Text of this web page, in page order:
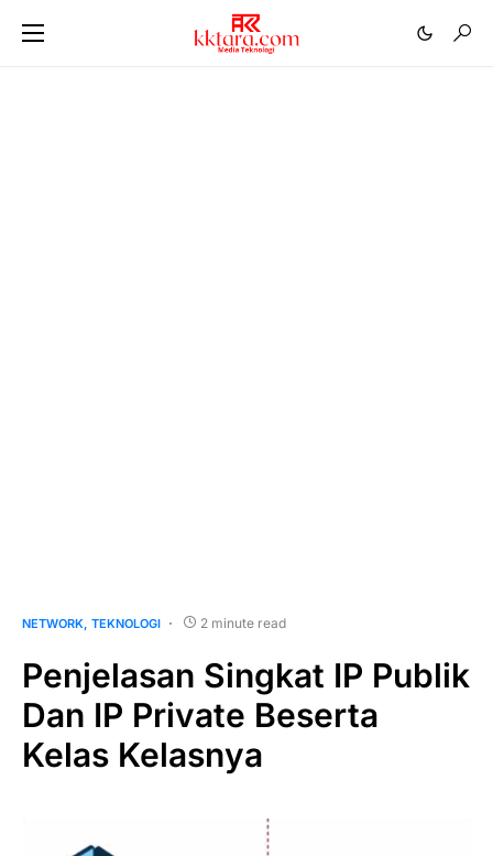
NETWORK TEKNOLOGI 2 minute read
Penjelasan Singkat IP Publik
Dan IP Private Beserta
Kelas Kelasnya